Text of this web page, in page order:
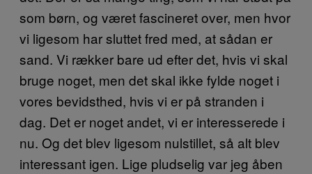
som børn, og været fascineret over, men hvor
vi ligesom har sluttet fred med, at sådan er
sand. Vi rækker bare ud efter det, hvis vi skal
bruge noget, men det skal ikke fylde noget i
vores bevidsthed, hvis vi er på stranden i
dag. Det er noget andet, vi er interesserede i
nu. Og det blev ligesom nulstillet, så alt blev
interessant igen. Lige pludselig var jeg åben